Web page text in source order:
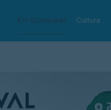
Em Guimarães Cultura